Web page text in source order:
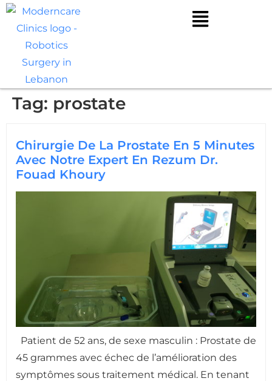
Tag: prostate
Chirurgie De La Prostate En 5 Minutes
Avec Notre Expert En Rezum Dr.
Fouad Khoury
Patient de 52 ans, de sexe masculin : Prostate de
45 grammes avec échec de l’amélioration des
symptômes sous traitement médical. En tenant